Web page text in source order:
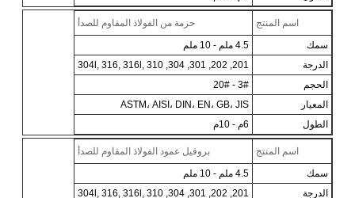
اسم المنتج
حزمة من الفولاذ المقاوم للصدأ
سمك
4.5 ملم - 10 ملم
الدرجة
201, 202, 301, 304, 304l, 316, 316l, 310
الحجم
3# - 20#
المعيار
ASTM، AISI، DIN، EN، GB، JIS
الطول
6م - 10م
اسم المنتج
بروفيل عمود الفولاذ المقاوم للصدأ
سمك
4.5 ملم - 10 ملم
الدرجة
201, 202, 301, 304, 304l, 316, 316l, 310